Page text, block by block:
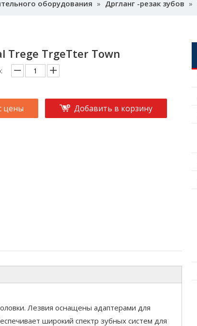
оборудования » Дргланг -резак зубов »
Trege TrgeTter Town
цены Добавить в корзину
Лезвия оснащены адаптерами для
широкий спектр зубных систем для